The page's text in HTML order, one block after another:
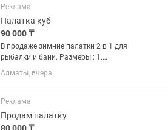
человека, портативная палатка для...
Реклама
Палатка куб
90 000 ₸
В продаже зимние палатки 2 в 1 для
рыбалки и бани. Размеры : 1.
Универсальное решение для
любителей активного отдыха на
идеально подходит для зимней
рыбалки обеспечивая...
Алматы, вчера
Реклама
Продам палатку